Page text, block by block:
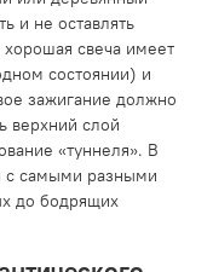
и не оставлять
свеча имеет
состоянии) и
зажигание должно
верхний слой
«туннеля». В
с самыми разными
до бодрящих